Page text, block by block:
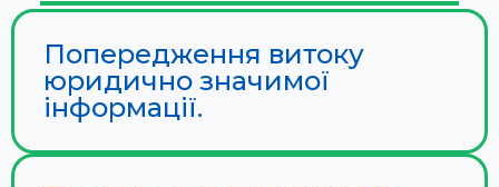
Попередження витоку
юридично значимої
інформації.